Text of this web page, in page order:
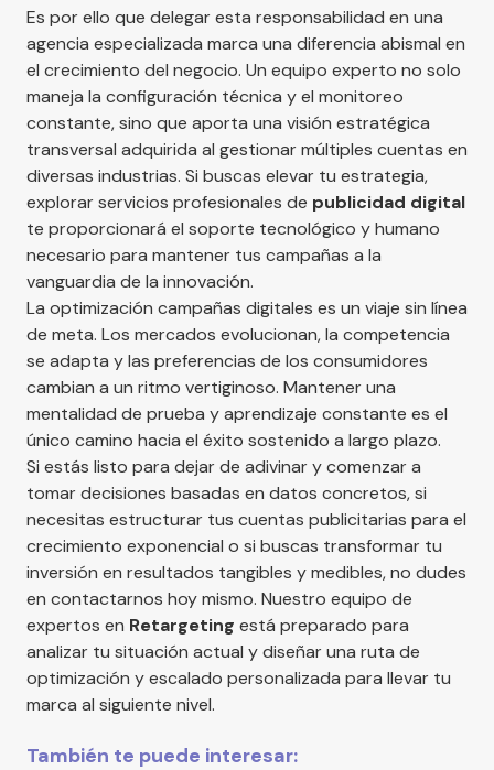
Es por ello que delegar esta responsabilidad en una
agencia especializada marca una diferencia abismal en
el crecimiento del negocio. Un equipo experto no solo
maneja la configuración técnica y el monitoreo
constante, sino que aporta una visión estratégica
transversal adquirida al gestionar múltiples cuentas en
diversas industrias. Si buscas elevar tu estrategia,
explorar servicios profesionales de publicidad digital
te proporcionará el soporte tecnológico y humano
necesario para mantener tus campañas a la
vanguardia de la innovación.
La optimización campañas digitales es un viaje sin línea
de meta. Los mercados evolucionan, la competencia
se adapta y las preferencias de los consumidores
cambian a un ritmo vertiginoso. Mantener una
mentalidad de prueba y aprendizaje constante es el
único camino hacia el éxito sostenido a largo plazo.
Si estás listo para dejar de adivinar y comenzar a
tomar decisiones basadas en datos concretos, si
necesitas estructurar tus cuentas publicitarias para el
crecimiento exponencial o si buscas transformar tu
inversión en resultados tangibles y medibles, no dudes
en contactarnos hoy mismo. Nuestro equipo de
expertos en Retargeting está preparado para
analizar tu situación actual y diseñar una ruta de
optimización y escalado personalizada para llevar tu
marca al siguiente nivel.
También te puede interesar: